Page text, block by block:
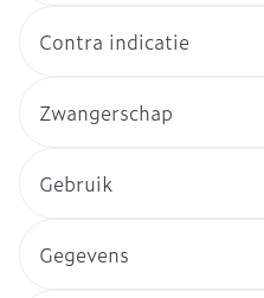
Contra indicatie
Zwangerschap
Gebruik
Gegevens